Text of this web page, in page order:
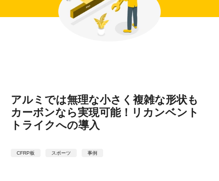
アルミでは無理な小さく複雑な形状も
カーボンなら実現可能！リカンベント
トライクへの導入
CFRP板 スポーツ 事例